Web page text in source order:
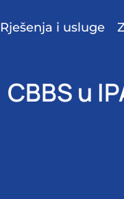
Rješenja i usluge
CBBS u